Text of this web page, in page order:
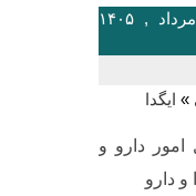
۞ امروز دوشنبه, ۱۹ مرداد , ۱۴۰۵
م_
» ایگدا
مدیرکل امور دارو و
دارو